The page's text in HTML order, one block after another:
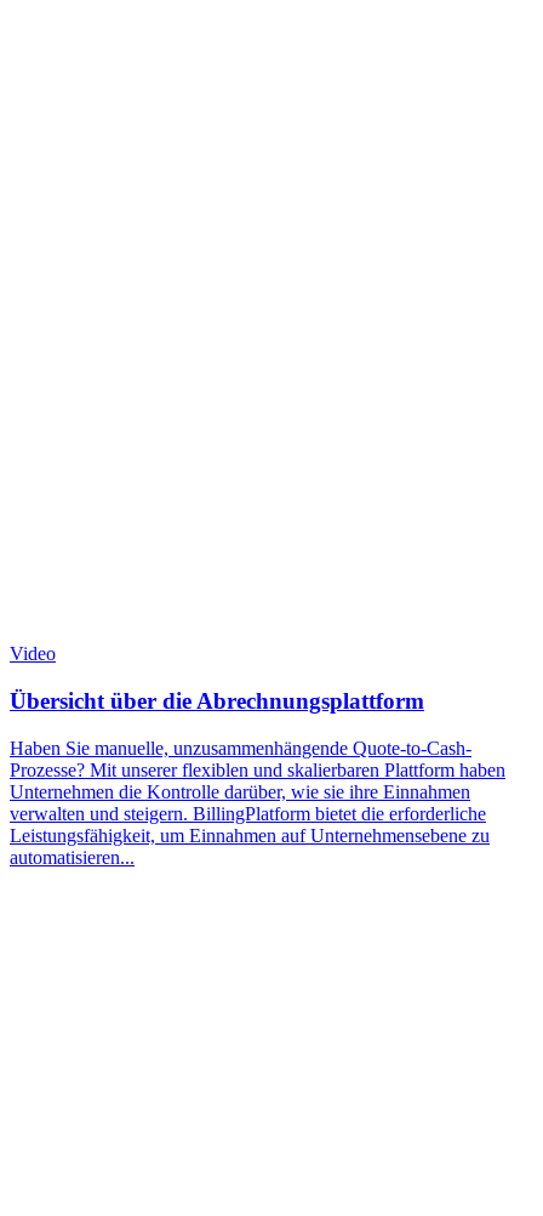
Video
Übersicht über die Abrechnungsplattform
Haben Sie manuelle, unzusammenhängende Quote-to-Cash-
Prozesse? Mit unserer flexiblen und skalierbaren Plattform haben
Unternehmen die Kontrolle darüber, wie sie ihre Einnahmen
verwalten und steigern. BillingPlatform bietet die erforderliche
Leistungsfähigkeit, um Einnahmen auf Unternehmensebene zu
automatisieren...